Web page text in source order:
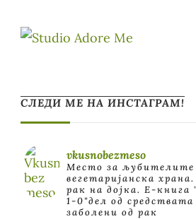
СЛЕДИ МЕ НА ИНСТАГРАМ!
vkusnobezmeso
Место за љубителите
вегетаријанска
рак на дојка. E-книга
1-0"дел од средствата
заболени од рак